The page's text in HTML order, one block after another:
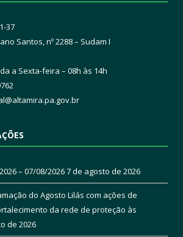
37
Santos, nº 2288 – Sudam I
a Sexta-feira – 08h às 14h
gov.br
– 07/08/20267 de agosto de 2026
do Agosto Lilás com ações de
da rede de proteção às
de 2026